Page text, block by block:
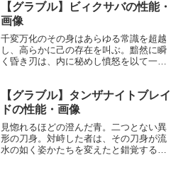
だ。プロフィール年齢：18歳身長：
155cm種族：ヒューマン趣...
【グラブル】ビィクサバの性能・
画像
千変万化のその身はあらゆる常識を超越
し、高らかに己の存在を叫ぶ。黯然に瞬
く昏き刃は、内に秘めし憤怒を以て一撃
奥義ビィの太刀敵に火属性3.5倍ダメージ
〔減衰...
【グラブル】タンザナイトブレイ
ドの性能・画像
見惚れるほどの澄んだ青。二つとない異
形の刀身。対峙した者は、その刀身が流
水の如く姿かたちを変えたと錯覚するで